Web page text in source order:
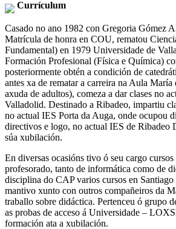
Currículum
Casado no ano 1982 con Gregoria Gómez
Matrícula de honra en COU, rematou
Fundamental) en 1979 Universidade de
Formación Profesional (Física e Química)
posteriormente obtén a condición de
antes xa de rematar a carreira na Aula
axuda de adultos), comeza a dar clases no
Valladolid. Destinado a Ribadeo, impartiu
no actual IES Porta da Auga, onde ocupou
directivos e logo, no actual IES de Ribadeo
súa xubilación.
En diversas ocasións tivo ó seu cargo
profesorado, tanto de informática como de
disciplina do CAP varios cursos en
mantivo xunto con outros compañeiros da
traballo sobre didáctica. Pertenceu ó grupo
as probas de acceso á Universidade –
formación ata a xubilación.